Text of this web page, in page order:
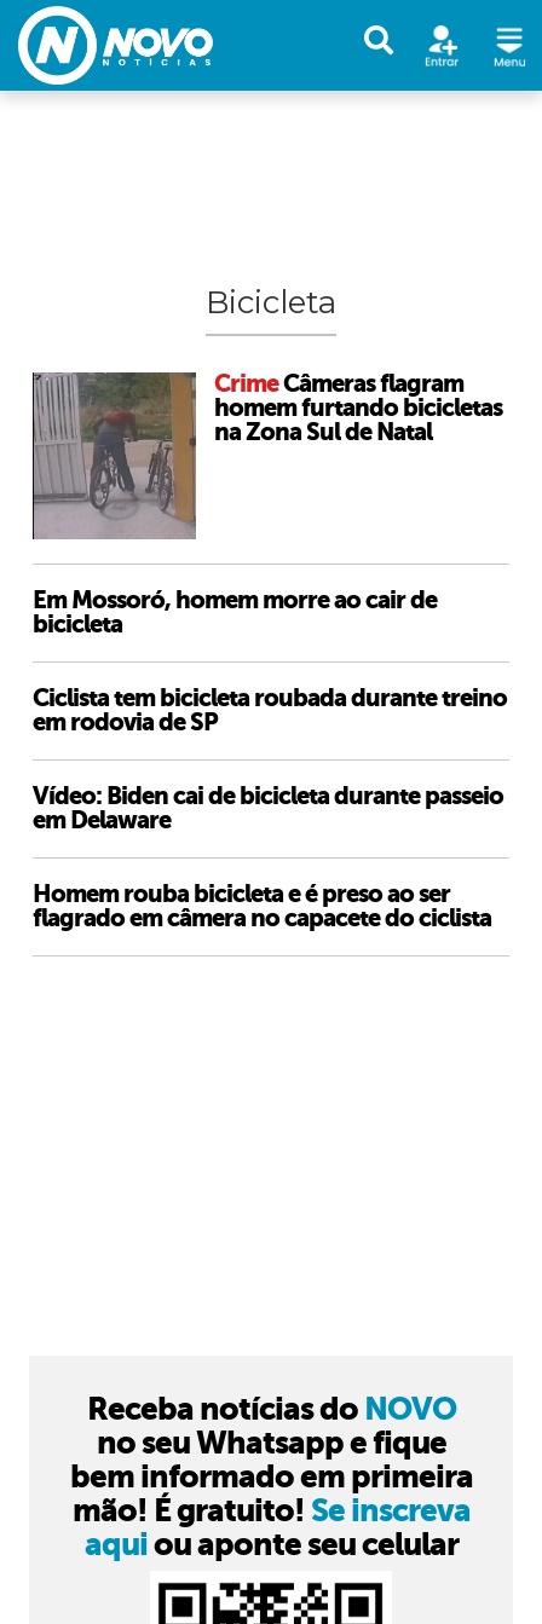
Bicicleta
CrimeCâmeras flagram
homem furtando bicicletas
na Zona Sul de Natal
Em Mossoró, homem morre ao cair de
bicicleta
Ciclista tem bicicleta roubada durante treino
em rodovia de SP
Vídeo: Biden cai de bicicleta durante passeio
em Delaware
Homem rouba bicicleta e é preso ao ser
flagrado em câmera no capacete do ciclista
Receba notícias do NOVO
no seu Whatsapp e fique
bem informado em primeira
mão! É gratuito! Se inscreva
aquiou aponte seu celular